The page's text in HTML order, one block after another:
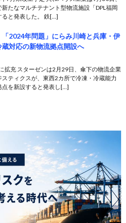
たなマルチテナント型物流施設「DPL福岡
ると発表した。 鉄[…]
「2024年問題」にらみ川崎と兵庫・伊
対応の新物流拠点開設へ
拡充 スターゼンは2月29日、傘下の物流企業
スティクスが、東西2カ所で冷凍・冷蔵能力
点を新設すると発表し[…]